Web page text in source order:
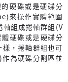
硬碟或是硬碟分
來操作實體範圍
組成捲軸群組(V
硬碟或是硬碟分
，捲軸群組也可
為硬碟分割區並